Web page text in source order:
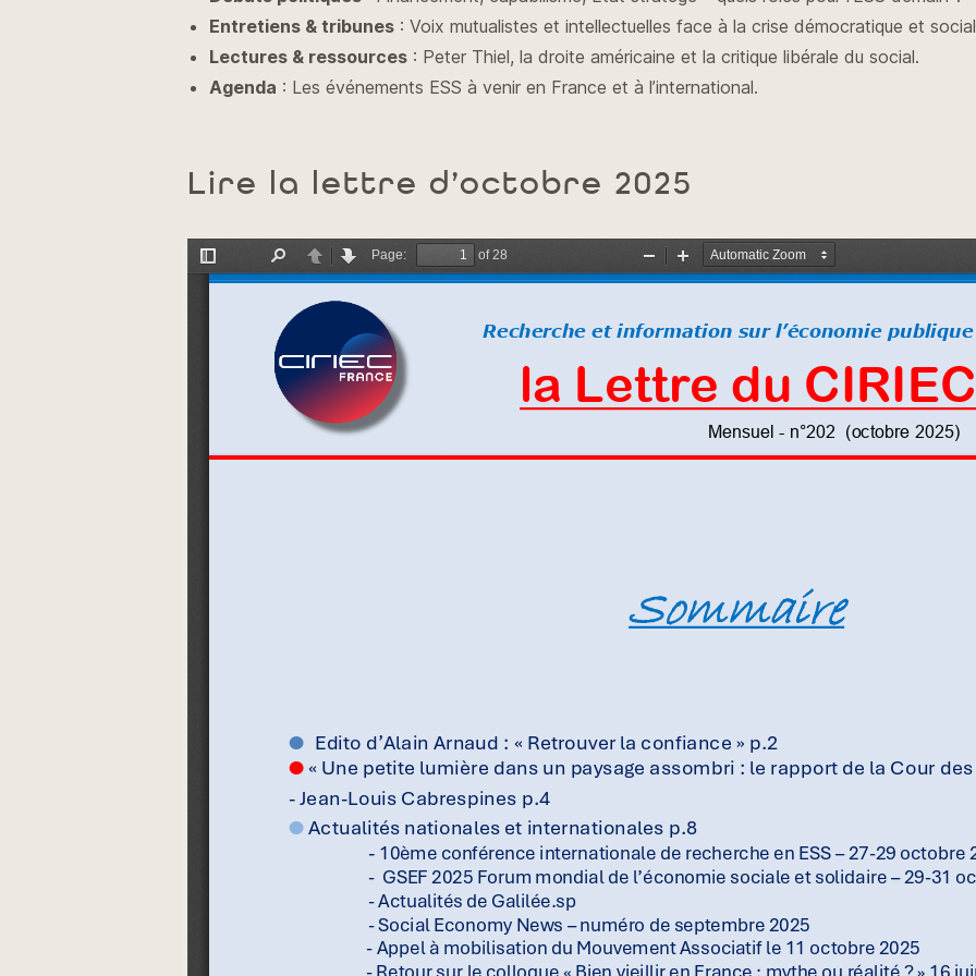
Entretiens & tribunes : Voix mutualistes et intellectuelles face à la crise démocratique et
Lectures & ressources : Peter Thiel, la droite américaine et la critique libérale du social.
Agenda : Les événements ESS à venir en France et à l’international.
Lire la lettre d’octobre 2025